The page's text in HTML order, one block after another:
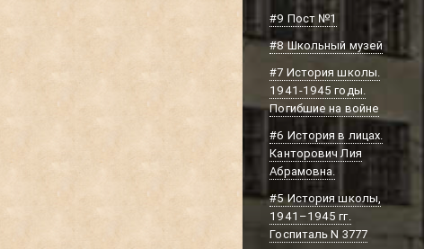
#9 Пост №1
#8 Школьный музей
#7 История школы.
1941-1945 годы.
Погибшие на войне
#6 История в лицах.
Канторович Лия
Абрамовна.
#5 История школы,
1941–1945 гг.
Госпиталь N 3777